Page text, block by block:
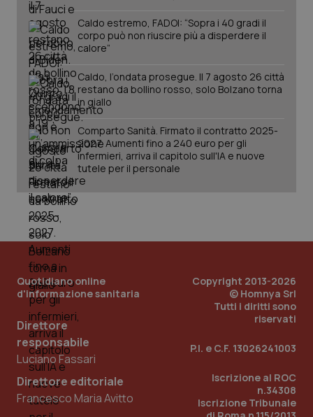
Caldo estremo, FADOI: “Sopra i 40 gradi il
corpo può non riuscire più a disperdere il
calore”
Caldo, l’ondata prosegue. Il 7 agosto 26 città
restano da bollino rosso, solo Bolzano torna
in giallo
Comparto Sanità. Firmato il contratto 2025-
2027. Aumenti fino a 240 euro per gli
infermieri, arriva il capitolo sull'IA e nuove
tutele per il personale
Quotidiano online
d'informazione sanitaria
Direttore
responsabile
Luciano Fassari
Direttore editoriale
Francesco Maria Avitto
Copyright 2013-2026
© Homnya Srl
Tutti i diritti sono
riservati
P.I. e C.F. 13026241003
Iscrizione al ROC
n.34308
Iscrizione Tribunale
_ga
.quotidianosanita.it
PHPSESSID